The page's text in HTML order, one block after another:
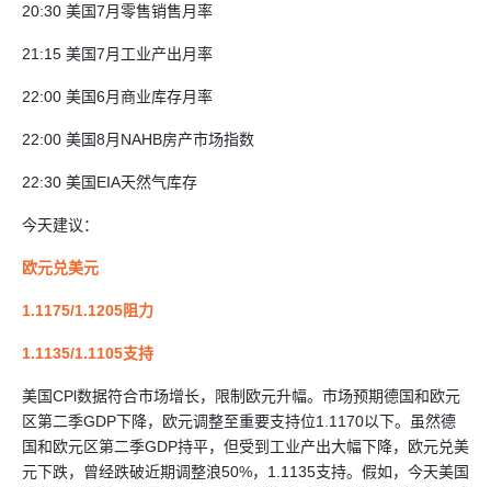
20:30 美国7月零售销售月率
21:15 美国7月工业产出月率
22:00 美国6月商业库存月率
22:00 美国8月NAHB房产市场指数
22:30 美国EIA天然气库存
今天建议：
欧元兑美元
1.1175/1.1205阻力
1.1135/1.1105支持
美国CPl数据符合市场增长，限制欧元升幅。市场预期德国和欧元
区第二季GDP下降，欧元调整至重要支持位1.1170以下。虽然德
国和欧元区第二季GDP持平，但受到工业产出大幅下降，欧元兑美
元下跌，曾经跌破近期调整浪50%，1.1135支持。假如，今天美国